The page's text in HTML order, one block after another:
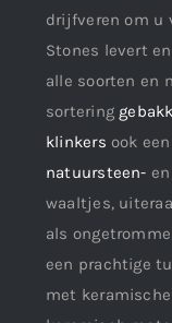
drijfveren om u
Stones levert
alle soorten en
sortering
klinkers ook
natuursteen- en
waaltjes,
als
een prachtige
met